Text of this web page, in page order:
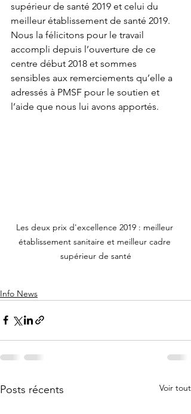
supérieur de santé 2019 et celui du
meilleur établissement de santé 2019.
Nous la félicitons pour le travail
accompli depuis l’ouverture de ce
centre début 2018 et sommes
sensibles aux remerciements qu’elle a
adressés à PMSF pour le soutien et
l’aide que nous lui avons apportés.
Les deux prix d'excellence 2019 : meilleur
établissement sanitaire et meilleur cadre
supérieur de santé
Info News
Posts récents Voir tout